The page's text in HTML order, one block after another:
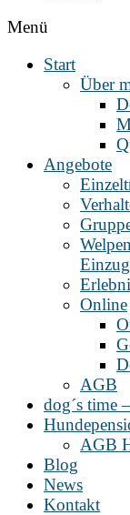
Menü
Start
Über
Angebote
Online
AGB
dog´s time
AGB
Blog
News
Kontakt